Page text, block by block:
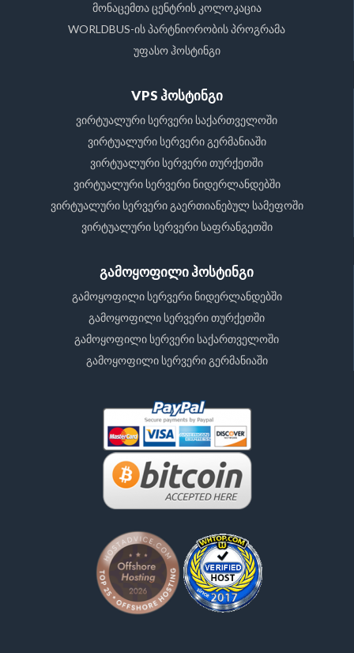
მონაცემთა ცენტრის კოლოკაცია
WORLDBUS-ის პარტნიორობის პროგრამა
უფასო ჰოსტინგი
VPS ჰოსტინგი
ვირტუალური სერვერი საქართველოში
ვირტუალური სერვერი გერმანიაში
ვირტუალური სერვერი თურქეთში
ვირტუალური სერვერი ნიდერლანდებში
ვირტუალური სერვერი გაერთიანებულ სამეფოში
ვირტუალური სერვერი საფრანგეთში
გამოყოფილი ჰოსტინგი
გამოყოფილი სერვერი ნიდერლანდებში
გამოყოფილი სერვერი თურქეთში
გამოყოფილი სერვერი საქართველოში
გამოყოფილი სერვერი გერმანიაში